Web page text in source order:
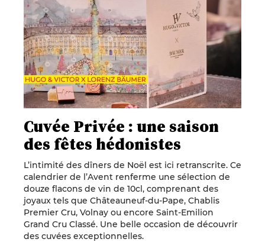
Cuvée Privée : une saison
des fêtes hédonistes
L’intimité des dîners de Noël est ici retranscrite. Ce
calendrier de l’Avent renferme une sélection de
douze flacons de vin de 10cl, comprenant des
joyaux tels que Châteauneuf-du-Pape, Chablis
Premier Cru, Volnay ou encore Saint-Emilion
Grand Cru Classé. Une belle occasion de découvrir
des cuvées exceptionnelles.